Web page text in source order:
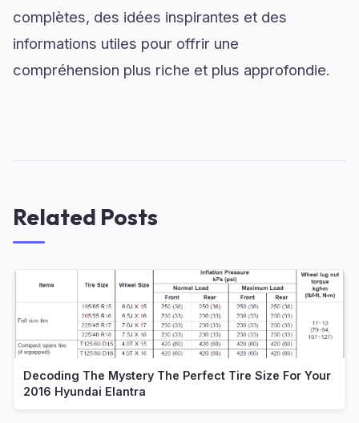
complètes, des idées inspirantes et des
informations utiles pour offrir une
compréhension plus riche et plus approfondie.
Related Posts
Decoding The Mystery The Perfect Tire Size For Your
2016 Hyundai Elantra